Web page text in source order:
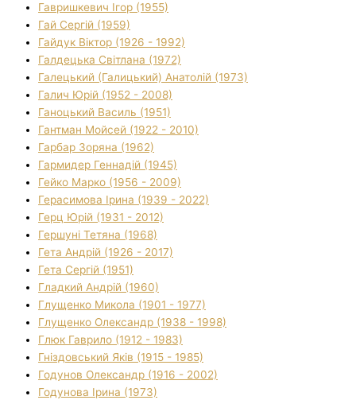
Гавришкевич Ігор (1955)
Гай Сергій (1959)
Гайдук Віктор (1926 - 1992)
Галдецька Світлана (1972)
Галецький (Галицький) Анатолій (1973)
Галич Юрій (1952 - 2008)
Ганоцький Василь (1951)
Гантман Мойсей (1922 - 2010)
Гарбар Зоряна (1962)
Гармидер Геннадій (1945)
Гейко Марко (1956 - 2009)
Герасимова Ірина (1939 - 2022)
Герц Юрій (1931 - 2012)
Гершуні Тетяна (1968)
Гета Андрій (1926 - 2017)
Гета Сергій (1951)
Гладкий Андрій (1960)
Глущенко Микола (1901 - 1977)
Глущенко Олександр (1938 - 1998)
Глюк Гаврило (1912 - 1983)
Гніздовський Яків (1915 - 1985)
Годунов Олександр (1916 - 2002)
Годунова Ірина (1973)